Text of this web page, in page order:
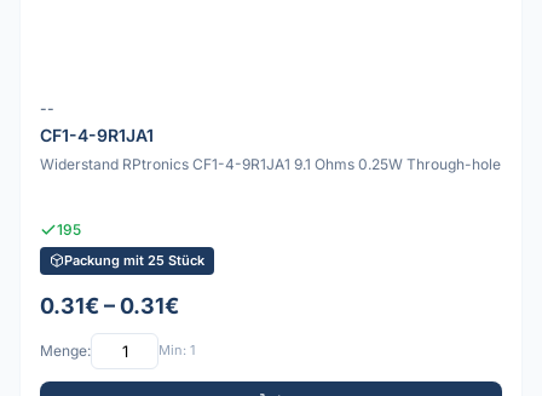
--
CF1-4-9R1JA1
Widerstand RPtronics CF1-4-9R1JA1 9.1 Ohms 0.25W Through-hole
195
Packung mit 25 Stück
0.31€ – 0.31€
Menge: Min: 1